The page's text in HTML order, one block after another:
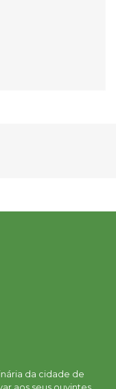
da cidade de